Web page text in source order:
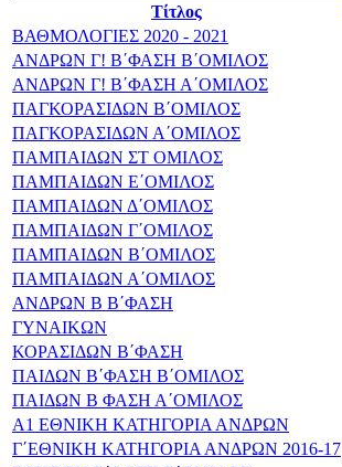
Τίτλος
ΒΑΘΜΟΛΟΓΙΕΣ 2020 - 2021
ΑΝΔΡΩΝ Γ! Β΄ΦΑΣΗ Β΄ΟΜΙΛΟΣ
ΑΝΔΡΩΝ Γ! Β΄ΦΑΣΗ Α΄ΟΜΙΛΟΣ
ΠΑΓΚΟΡΑΣΙΔΩΝ Β΄ΟΜΙΛΟΣ
ΠΑΓΚΟΡΑΣΙΔΩΝ Α΄ΟΜΙΛΟΣ
ΠΑΜΠΑΙΔΩΝ ΣΤ ΟΜΙΛΟΣ
ΠΑΜΠΑΙΔΩΝ Ε΄ΟΜΙΛΟΣ
ΠΑΜΠΑΙΔΩΝ Δ΄ΟΜΙΛΟΣ
ΠΑΜΠΑΙΔΩΝ Γ΄ΟΜΙΛΟΣ
ΠΑΜΠΑΙΔΩΝ Β΄ΟΜΙΛΟΣ
ΠΑΜΠΑΙΔΩΝ Α΄ΟΜΙΛΟΣ
ΑΝΔΡΩΝ Β Β΄ΦΑΣΗ
ΓΥΝΑΙΚΩΝ
ΚΟΡΑΣΙΔΩΝ Β΄ΦΑΣΗ
ΠΑΙΔΩΝ Β΄ΦΑΣΗ Β΄ΟΜΙΛΟΣ
ΠΑΙΔΩΝ Β ΦΑΣΗ Α΄ΟΜΙΛΟΣ
Α1 ΕΘΝΙΚΗ ΚΑΤΗΓΟΡΙΑ ΑΝΔΡΩΝ
Γ΄ΕΘΝΙΚΗ ΚΑΤΗΓΟΡΙΑ ΑΝΔΡΩΝ 2016-17